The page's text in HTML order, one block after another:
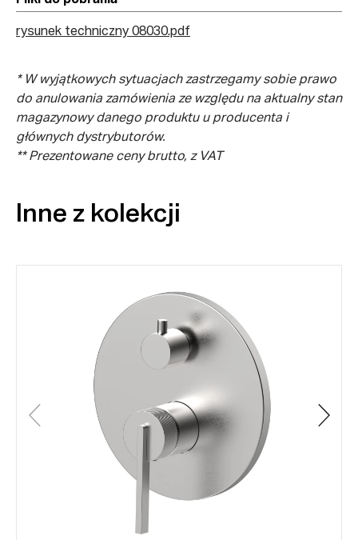
rysunek techniczny 08030.pdf
* W wyjątkowych sytuacjach zastrzegamy sobie prawo
do anulowania zamówienia ze względu na aktualny stan
magazynowy danego produktu u producenta i
głównych dystrybutorów.
** Prezentowane ceny brutto, z VAT
Inne z kolekcji